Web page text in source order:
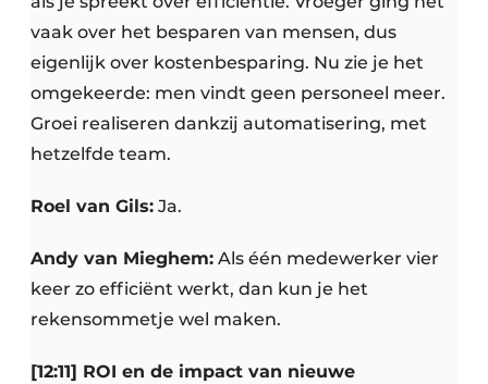
vaak over het besparen van mensen, dus
eigenlijk over kostenbesparing. Nu zie je het
omgekeerde: men vindt geen personeel meer.
Groei realiseren dankzij automatisering, met
hetzelfde team.
Roel van Gils: Ja.
Andy van Mieghem: Als één medewerker vier
keer zo efficiënt werkt, dan kun je het
rekensommetje wel maken.
[12:11] ROI en de impact van nieuwe